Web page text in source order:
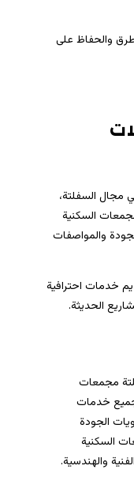
والحفاظ على
مجال السفلتة،
السكنية
والمواصفات
خدمات احترافية
الحديثة.
مجمعات
جميع خدمات
الجودة
السكنية
والهندسية.